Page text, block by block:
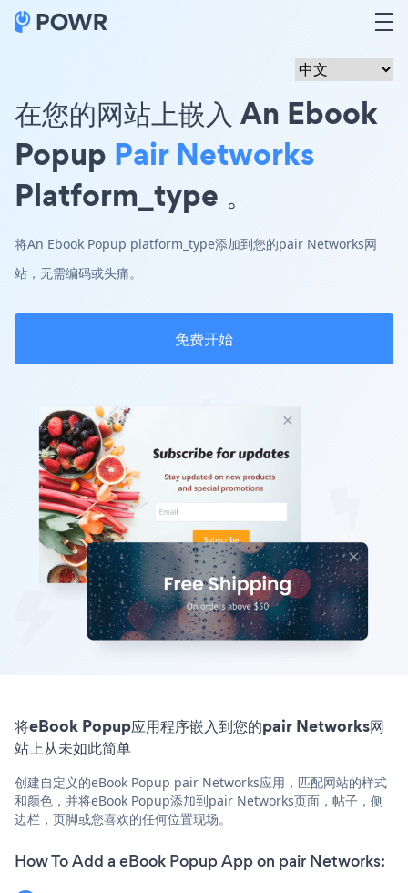
在您的网站上嵌入 An Ebook
Popup Pair Networks
Platform_type 。
将An Ebook Popup platform_type添加到您的pair Networks网
站，无需编码或头痛。
免费开始
将eBook Popup应用程序嵌入到您的pair Networks网
站上从未如此简单
创建自定义的eBook Popup pair Networks应用，匹配网站的样式
和颜色，并将eBook Popup添加到pair Networks页面，帖子，侧
边栏，页脚或您喜欢的任何位置现场。
How To Add a eBook Popup App on pair Networks: